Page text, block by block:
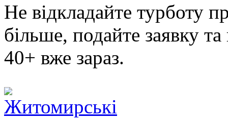
Не відкладайте турботу
більше, подайте заявку
40+ вже зараз.